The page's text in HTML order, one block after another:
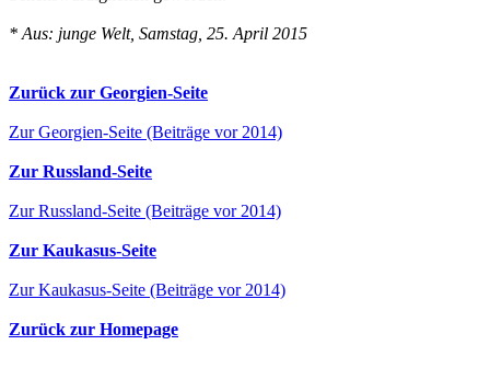
* Aus: junge Welt, Samstag, 25. April 2015
Zurück zur Georgien-Seite
Zur Georgien-Seite (Beiträge vor 2014)
Zur Russland-Seite
Zur Russland-Seite (Beiträge vor 2014)
Zur Kaukasus-Seite
Zur Kaukasus-Seite (Beiträge vor 2014)
Zurück zur Homepage